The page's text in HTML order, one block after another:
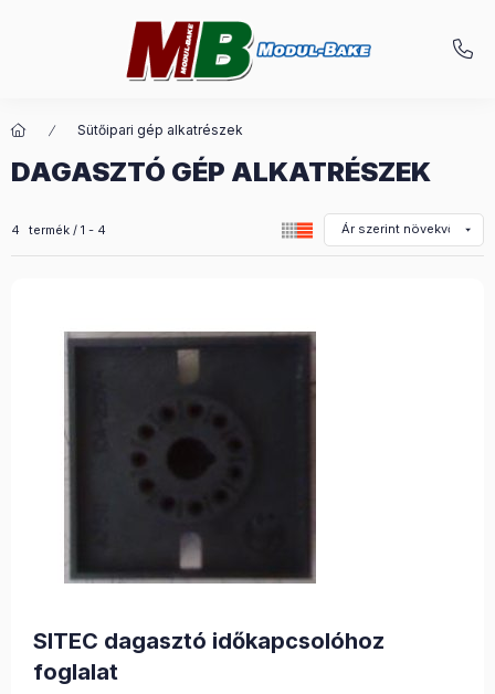
Sütőipari gép alkatrészek
DAGASZTÓ GÉP ALKATRÉSZEK
Összes termék a kategóriában
4 termék 1 4
SITEC dagasztó időkapcsolóhoz
foglalat